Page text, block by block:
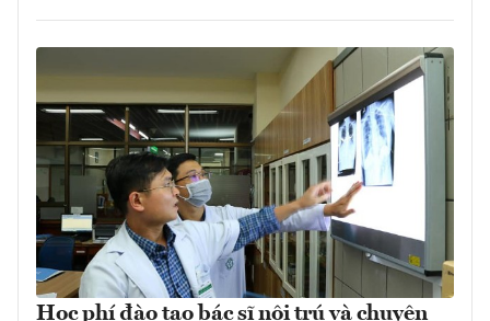
Học phí đào tạo bác sĩ nội trú và chuyên